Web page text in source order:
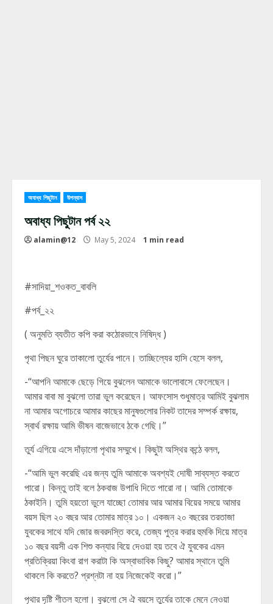
অবাধ্য পিছুটান উপন্যাস
অবাধ্য পিছুটান পর্ব ২২
alamin@12 May 5, 2024 1 min read
#সাদিয়া_শওকত_বাবলি
#পর্ব_২২
( অনুমতি ব্যতীত কপি করা কঠোরভাবে নিষিদ্ধ )
পৃথা পিছন ঘুরে তাকালো তুর্যের পানে। তাচ্ছিল্যের হাসি হেসে বলল,
-“আপনি আমাকে ছেড়ে গিয়ে বুঝলেন আমাকে ভালোবাসে ফেলেছেন।
আমার বাবা মা বুঝলো তারা ভুল করেছেন। আফসোস শুধুমাত্র আমিই বুঝলাম
না আমার অগোচরে আমার কাছের মানুষগুলোর নিকট তাদের সম্পর্ক রক্ষায়,
স্বার্থ রক্ষায় আমি ভীষন বাজেভাবে ঠকে গেছি।”
তুর্য এগিয়ে এসে দাঁড়ালো পৃথার সম্মুখে। কিছুটা অস্থির কন্ঠে বলল,
-“আমি ভুল করেছি এর জন্য তুমি আমাকে অবশ্যই দোষী সাব্যস্ত করতে
পারো। কিন্তু তাই বলে ঠকবাজ উপাধি দিতে পারো না। আমি তোমাকে
ঠকাইনি। তুমি হয়তো ভুলে যাচ্ছো তোমার আর আমার বিয়ের সময়ে আমার
বয়স ছিল ২০ বছর আর তোমার মাত্র ১০। একজন ২০ বছরের তরতাজা
যুবকের সাথে যদি জোর জবরদস্তি করে, তেজ্য পুত্র করার হুমকি দিয়ে মাত্র
১০ বছর বয়সী এক শিশু কন্যার বিয়ে দেওয়া হয় তবে ঐ যুবকের এমন
প্রতিক্রিয়া কিংবা রাগ করাটা কি অস্বাভাবিক কিছু? আমার স্থানে তুমি
থাকলে কি করতে? প্রশ্নটা না হয় নিজেকেই করো।”
পৃথার দৃষ্টি শীতল হলো। বুঝলো সে ঐ বয়সে তুর্যের তাকে মেনে নেওয়া